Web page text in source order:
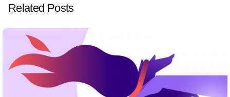
Related Posts